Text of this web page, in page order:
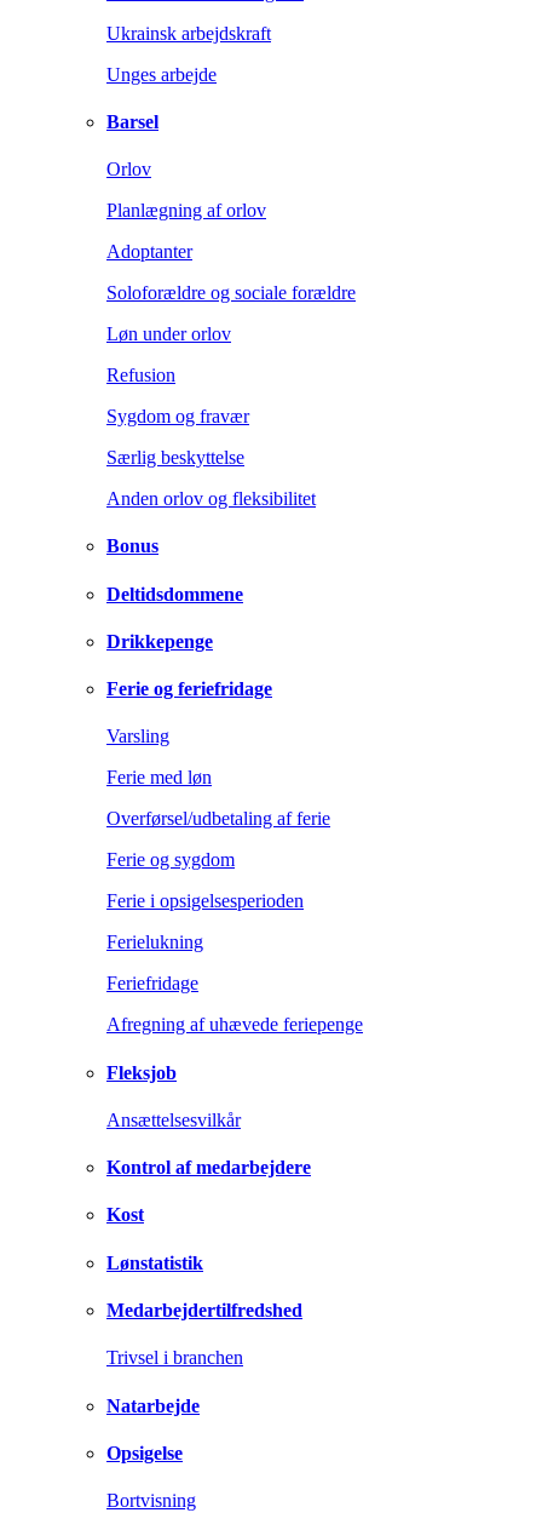
Ukrainsk arbejdskraft
Unges arbejde
Barsel
Orlov
Planlægning af orlov
Adoptanter
Soloforældre og sociale forældre
Løn under orlov
Refusion
Sygdom og fravær
Særlig beskyttelse
Anden orlov og fleksibilitet
Bonus
Deltidsdommene
Drikkepenge
Ferie og feriefridage
Varsling
Ferie med løn
Overførsel/udbetaling af ferie
Ferie og sygdom
Ferie i opsigelsesperioden
Ferielukning
Feriefridage
Afregning af uhævede feriepenge
Fleksjob
Ansættelsesvilkår
Kontrol af medarbejdere
Kost
Lønstatistik
Medarbejdertilfredshed
Trivsel i branchen
Natarbejde
Opsigelse
Bortvisning